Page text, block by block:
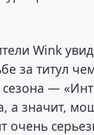
Wink
за титул
сезона —
а значит,
очень